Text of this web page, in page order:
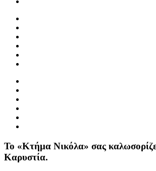
Το «Κτήμα Νικόλα» σας
Καρυστία.